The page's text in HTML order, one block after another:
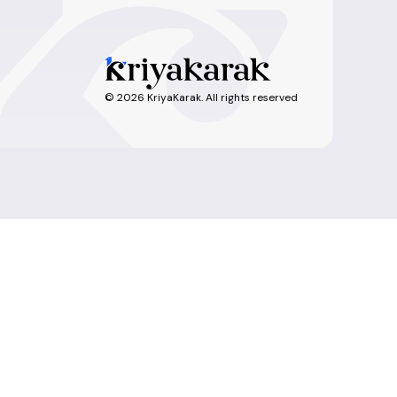
© 2026 KriyaKarak. All rights reserved